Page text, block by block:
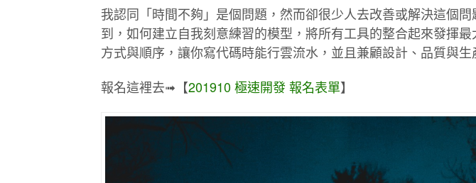
我認同「時間不夠」是個問題，然而卻很少人去改善或解決這個
到，如何建立自我刻意練習的模型，將所有工具的整合起來發揮
方式與順序，讓你寫代碼時能行雲流水，並且兼顧設計、品質與生
報名這裡去➟【201910 極速開發 報名表單】